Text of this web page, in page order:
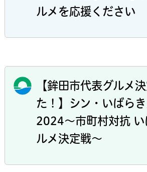
ルメを応援ください
【鉾田市代表グルメ
た！】シン・いばら
2024～市町村対抗 い
ルメ決定戦～